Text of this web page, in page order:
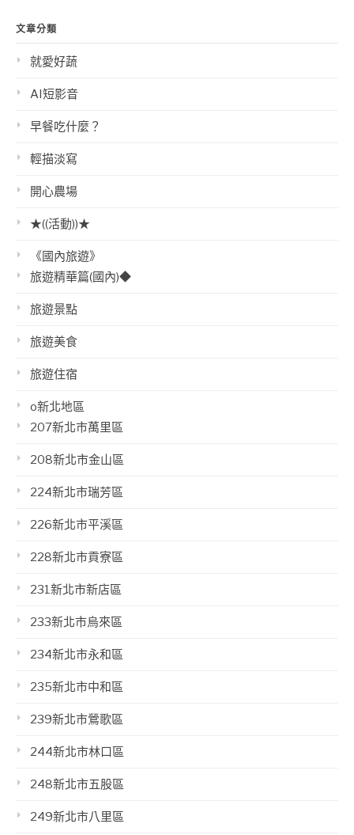
文章分類
就愛好蔬
AI短影音
早餐吃什麼？
輕描淡寫
開心農場
★((活動))★
《國內旅遊》
旅遊精華篇(國內)◆
旅遊景點
旅遊美食
旅遊住宿
o新北地區
207新北市萬里區
208新北市金山區
224新北市瑞芳區
226新北市平溪區
228新北市貢寮區
231新北市新店區
233新北市烏來區
234新北市永和區
235新北市中和區
239新北市鶯歌區
244新北市林口區
248新北市五股區
249新北市八里區